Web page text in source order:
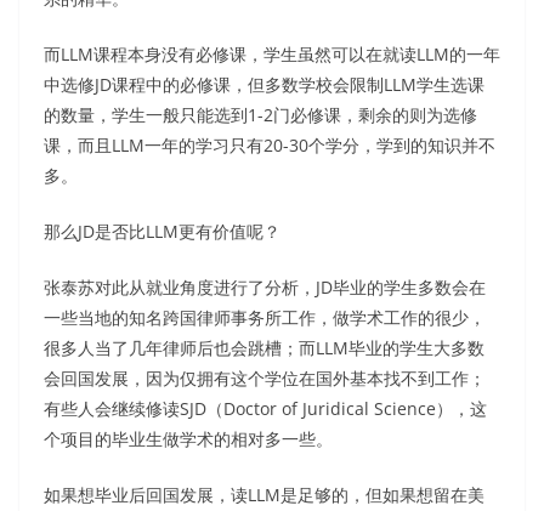
而LLM课程本身没有必修课，学生虽然可以在就读LLM的一年
中选修JD课程中的必修课，但多数学校会限制LLM学生选课
的数量，学生一般只能选到1-2门必修课，剩余的则为选修
课，而且LLM一年的学习只有20-30个学分，学到的知识并不
多。
那么JD是否比LLM更有价值呢？
张泰苏对此从就业角度进行了分析，JD毕业的学生多数会在
一些当地的知名跨国律师事务所工作，做学术工作的很少，
很多人当了几年律师后也会跳槽；而LLM毕业的学生大多数
会回国发展，因为仅拥有这个学位在国外基本找不到工作；
有些人会继续修读SJD（Doctor of Juridical Science），这
个项目的毕业生做学术的相对多一些。
如果想毕业后回国发展，读LLM是足够的，但如果想留在美